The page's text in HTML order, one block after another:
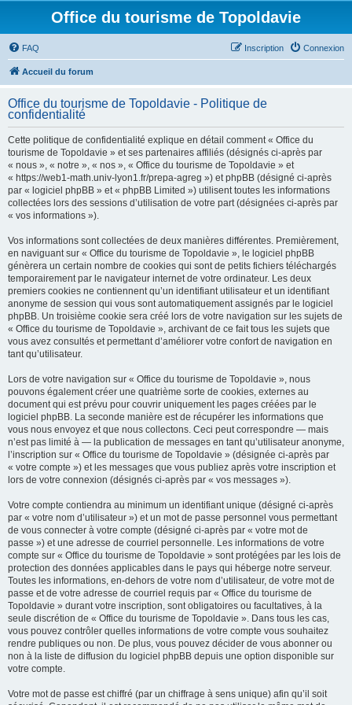
Office du tourisme de Topoldavie
FAQ Connexion
Inscription
Accueil du forum
Office du tourisme de Topoldavie - Politique de
confidentialité
Cette politique de confidentialité explique en détail comment « Office du
tourisme de Topoldavie » et ses partenaires affiliés (désignés ci-après par
« nous », « notre », « nos », « Office du tourisme de Topoldavie » et
« https://web1-math.univ-lyon1.fr/prepa-agreg ») et phpBB (désigné ci-après
par « logiciel phpBB » et « phpBB Limited ») utilisent toutes les informations
collectées lors des sessions d’utilisation de votre part (désignées ci-après par
« vos informations »).
Vos informations sont collectées de deux manières différentes. Premièrement,
en naviguant sur « Office du tourisme de Topoldavie », le logiciel phpBB
génèrera un certain nombre de cookies qui sont de petits fichiers téléchargés
temporairement par le navigateur internet de votre ordinateur. Les deux
premiers cookies ne contiennent qu’un identifiant utilisateur et un identifiant
anonyme de session qui vous sont automatiquement assignés par le logiciel
phpBB. Un troisième cookie sera créé lors de votre navigation sur les sujets de
« Office du tourisme de Topoldavie », archivant de ce fait tous les sujets que
vous avez consultés et permettant d’améliorer votre confort de navigation en
tant qu’utilisateur.
Lors de votre navigation sur « Office du tourisme de Topoldavie », nous
pouvons également créer une quatrième sorte de cookies, externes au
document qui est prévu pour couvrir uniquement les pages créées par le
logiciel phpBB. La seconde manière est de récupérer les informations que
vous nous envoyez et que nous collectons. Ceci peut correspondre — mais
n’est pas limité à — la publication de messages en tant qu’utilisateur anonyme,
l’inscription sur « Office du tourisme de Topoldavie » (désignée ci-après par
« votre compte ») et les messages que vous publiez après votre inscription et
lors de votre connexion (désignés ci-après par « vos messages »).
Votre compte contiendra au minimum un identifiant unique (désigné ci-après
par « votre nom d’utilisateur ») et un mot de passe personnel vous permettant
de vous connecter à votre compte (désigné ci-après par « votre mot de
passe ») et une adresse de courriel personnelle. Les informations de votre
compte sur « Office du tourisme de Topoldavie » sont protégées par les lois de
protection des données applicables dans le pays qui héberge notre serveur.
Toutes les informations, en-dehors de votre nom d’utilisateur, de votre mot de
passe et de votre adresse de courriel requis par « Office du tourisme de
Topoldavie » durant votre inscription, sont obligatoires ou facultatives, à la
seule discrétion de « Office du tourisme de Topoldavie ». Dans tous les cas,
vous pouvez contrôler quelles informations de votre compte vous souhaitez
rendre publiques ou non. De plus, vous pouvez décider de vous abonner ou
non à la liste de diffusion du logiciel phpBB depuis une option disponible sur
votre compte.
Votre mot de passe est chiffré (par un chiffrage à sens unique) afin qu’il soit